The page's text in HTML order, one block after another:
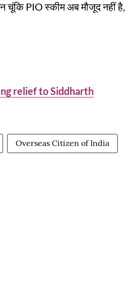
चूंकि PIO स्कीम अब मौजूद नहीं है,
relief to Siddharth
Overseas Citizen of India